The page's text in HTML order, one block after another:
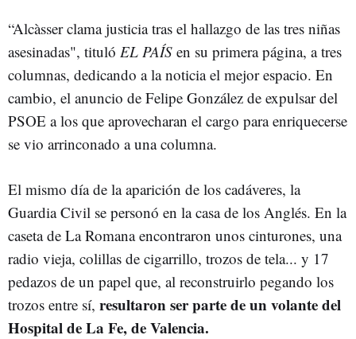
“Alcàsser clama justicia tras el hallazgo de las tres niñas
asesina­das", tituló EL PAÍS en su primera página, a tres
columnas, dedican­do a la noticia el mejor espacio. En
cambio, el anuncio de Felipe González de expulsar del
PSOE a los que aprovecharan el cargo para enriquecerse
se vio arrinconado a una columna.
El mismo día de la aparición de los cadáveres, la
Guardia Civil se personó en la casa de los Anglés. En la
caseta de La Romana encontraron unos cinturones, una
radio vieja, colillas de cigarrillo, trozos de tela... y 17
pedazos de un papel que, al reconstruirlo pegando los
trozos entre sí, resultaron ser parte de un volante del
Hospital de La Fe, de Valencia.